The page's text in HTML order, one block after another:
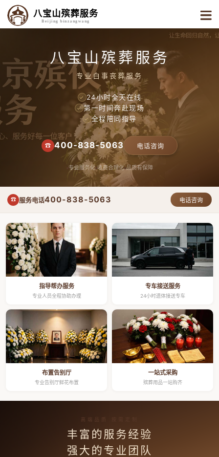
八宝山殡葬服务
Beijing binzangwang
八宝山殡葬服务
专业白事丧葬服务
✓ 24小时全天在线
✓ 第一时间奔赴现场
✓ 全程陪同指导
☎ 400-838-5063 电话咨询
专业服务化 收费合理化 品质有保障
☎ 服务电话400-838-5063 电话咨询
指导帮办服务
专业人员全程协助办理
专车接送服务
24小时遗体接送专车
布置告别厅
专业告别厅鲜花布置
一站式采购
殡葬用品一站购齐
高端品质 按需定制
丰富的服务经验
强大的专业团队